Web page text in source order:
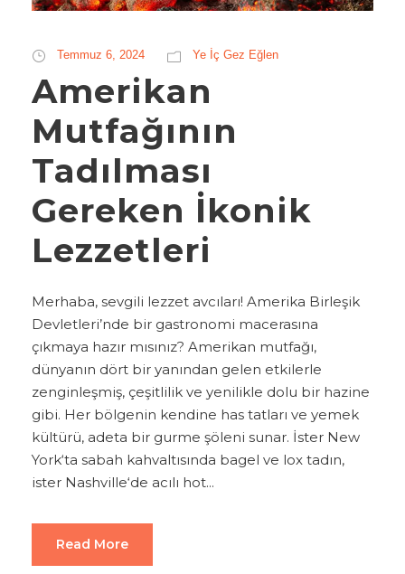
Temmuz 6, 2024 Ye İç Gez Eğlen
Amerikan
Mutfağının
Tadılması
Gereken İkonik
Lezzetleri
Merhaba, sevgili lezzet avcıları! Amerika Birleşik
Devletleri’nde bir gastronomi macerasına
çıkmaya hazır mısınız? Amerikan mutfağı,
dünyanın dört bir yanından gelen etkilerle
zenginleşmiş, çeşitlilik ve yenilikle dolu bir hazine
gibi. Her bölgenin kendine has tatları ve yemek
kültürü, adeta bir gurme şöleni sunar. İster New
York‘ta sabah kahvaltısında bagel ve lox tadın,
ister Nashville‘de acılı hot...
Read More